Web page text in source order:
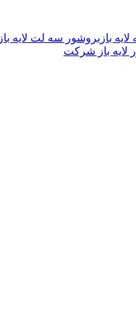
باز بروشور سه لت لایه باز
لایه باز شرکت